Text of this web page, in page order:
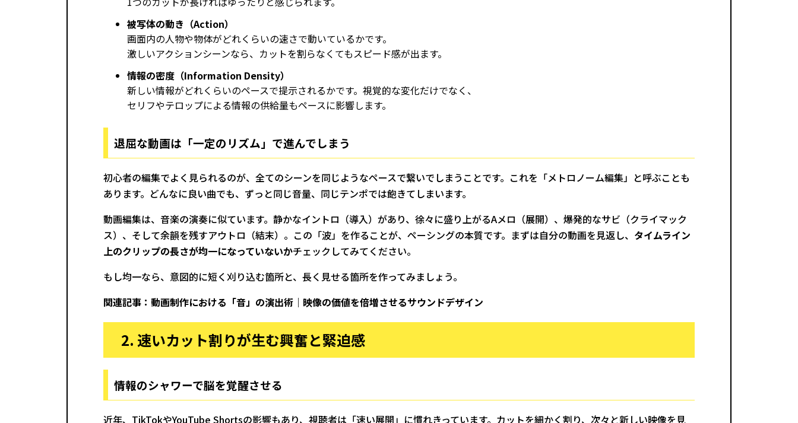
被写体の動き（Action）
画面内の人物や物体がどれくらいの速さで動いているかです。
激しいアクションシーンなら、カットを割らなくてもスピード感が出ます。
情報の密度（Information Density）
新しい情報がどれくらいのペースで提示されるかです。視覚的な変化だけでなく、
セリフやテロップによる情報の供給量もペースに影響します。
退屈な動画は「一定のリズム」で進んでしまう
初心者の編集でよく見られるのが、全てのシーンを同じようなペースで繋いでしまうことです。これを「メトロノーム編集」と呼ぶことも
あります。どんなに良い曲でも、ずっと同じ音量、同じテンポでは飽きてしまいます。
動画編集は、音楽の演奏に似ています。静かなイントロ（導入）があり、徐々に盛り上がるAメロ（展開）、爆発的なサビ（クライマック
ス）、そして余韻を残すアウトロ（結末）。この「波」を作ることが、ペーシングの本質です。まずは自分の動画を見返し、 タイムライン
上のクリップの長さが均一になっていないかチェックしてみてください。
もし均一なら、意図的に短く刈り込む箇所と、長く見せる箇所を作ってみましょう。
関連記事： 動画制作における「音」の演出術｜映像の価値を倍増させるサウンドデザイン
2. 速いカット割りが生む興奮と緊迫感
情報のシャワーで脳を覚醒させる
近年、TikTokやYouTube Shortsの影響もあり、視聴者は「速い展開」に慣れきっています。カットを細かく割り、次々と新しい映像を見